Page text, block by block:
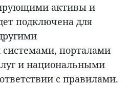
активы и
подключена для
порталами
и национальными
с правилами.